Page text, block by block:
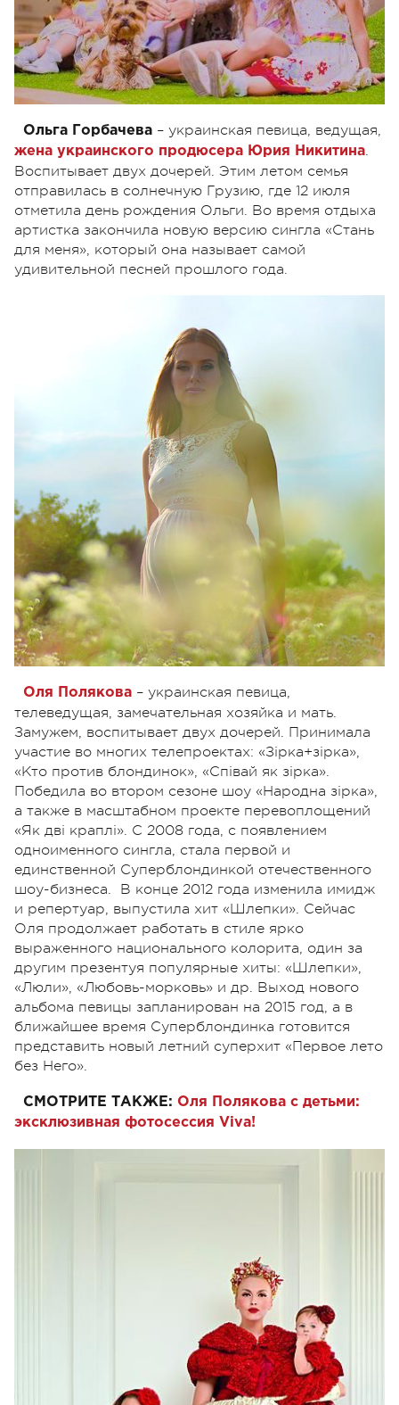
Ольга Горбачева – украинская певица, ведущая,
жена украинского продюсера Юрия Никитина.
Воспитывает двух дочерей. Этим летом семья
отправилась в солнечную Грузию, где 12 июля
отметила день рождения Ольги. Во время отдыха
артистка закончила новую версию сингла «Стань
для меня», который она называет самой
удивительной песней прошлого года.
Оля Полякова – украинская певица,
телеведущая, замечательная хозяйка и мать.
Замужем, воспитывает двух дочерей. Принимала
участие во многих телепроектах: «Зірка+зірка»,
«Кто против блондинок», «Співай як зірка».
Победила во втором сезоне шоу «Народна зірка»,
а также в масштабном проекте перевоплощений
«Як дві краплі». С 2008 года, с появлением
одноименного сингла, стала первой и
единственной Суперблондинкой отечественного
шоу-бизнеса. В конце 2012 года изменила имидж
и репертуар, выпустила хит «Шлепки». Сейчас
Оля продолжает работать в стиле ярко
выраженного национального колорита, один за
другим презентуя популярные хиты: «Шлепки»,
«Люли», «Любовь-морковь» и др. Выход нового
альбома певицы запланирован на 2015 год, а в
ближайшее время Суперблондинка готовится
представить новый летний суперхит «Первое лето
без Него».
СМОТРИТЕ ТАКЖЕ: Оля Полякова с детьми:
эксклюзивная фотосессия Viva!